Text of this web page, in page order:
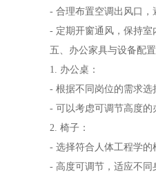
- 合理布置空调出风口，
- 定期开窗通风，保持室
五、办公家具与设备配置
1. 办公桌：
- 根据不同岗位的需求选
- 可以考虑可调节高度的
2. 椅子：
- 选择符合人体工程学的
- 高度可调节，适应不同